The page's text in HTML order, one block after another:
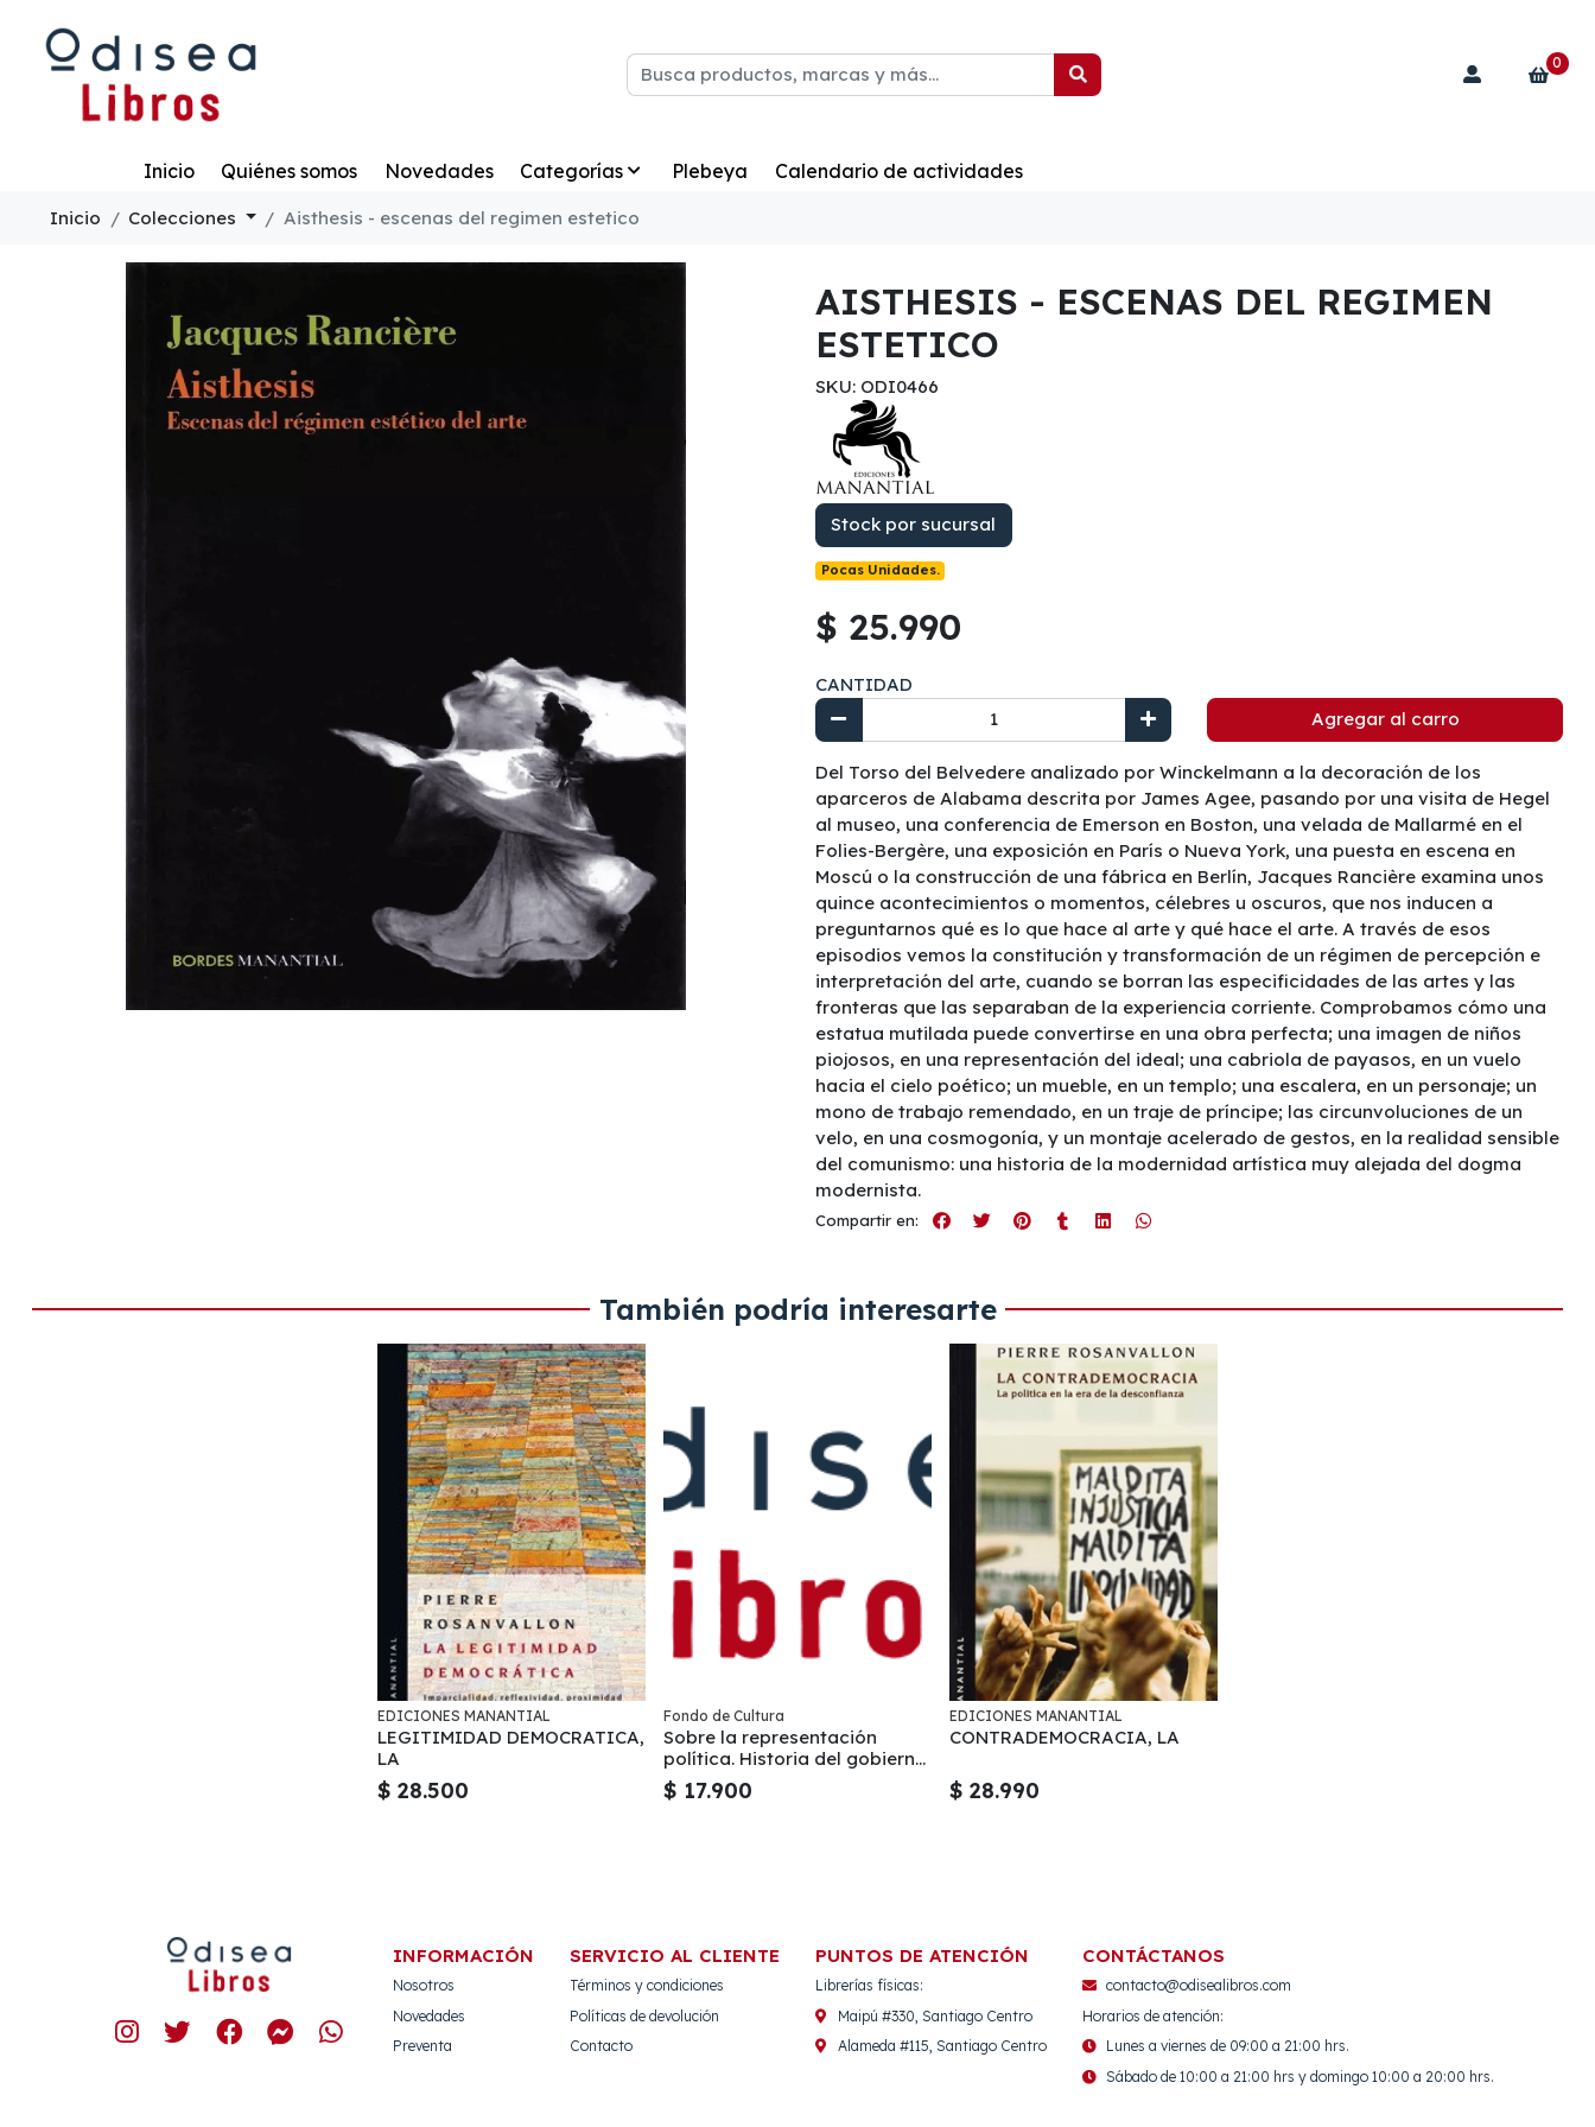
0
Inicio Quiénes somos Novedades Categorías Plebeya Calendario de actividades
Inicio Colecciones Aisthesis - escenas del regimen estetico
AISTHESIS - ESCENAS DEL REGIMEN
ESTETICO
SKU: ODI0466
Stock por sucursal
Pocas Unidades.
$ 25.990
CANTIDAD
Agregar al carro
Del Torso del Belvedere analizado por Winckelmann a la decoración de los
aparceros de Alabama descrita por James Agee, pasando por una visita de Hegel
al museo, una conferencia de Emerson en Boston, una velada de Mallarmé en el
Folies-Bergère, una exposición en París o Nueva York, una puesta en escena en
Moscú o la construcción de una fábrica en Berlín, Jacques Rancière examina unos
quince acontecimientos o momentos, célebres u oscuros, que nos inducen a
preguntarnos qué es lo que hace al arte y qué hace el arte. A través de esos
episodios vemos la constitución y transformación de un régimen de percepción e
interpretación del arte, cuando se borran las especificidades de las artes y las
fronteras que las separaban de la experiencia corriente. Comprobamos cómo una
estatua mutilada puede convertirse en una obra perfecta; una imagen de niños
piojosos, en una representación del ideal; una cabriola de payasos, en un vuelo
hacia el cielo poético; un mueble, en un templo; una escalera, en un personaje; un
mono de trabajo remendado, en un traje de príncipe; las circunvoluciones de un
velo, en una cosmogonía, y un montaje acelerado de gestos, en la realidad sensible
del comunismo: una historia de la modernidad artística muy alejada del dogma
modernista.
Compartir en:
También podría interesarte
EDICIONES MANANTIAL
LEGITIMIDAD DEMOCRATICA,
LA
$ 28.500
Fondo de Cultura
Sobre la representación
política. Historia del gobierno
representativo
$ 17.900
EDICIONES MANANTIAL
CONTRADEMOCRACIA, LA
$ 28.990
INFORMACIÓN
Nosotros
Novedades
Preventa
SERVICIO AL CLIENTE
Términos y condiciones
Políticas de devolución
Contacto
PUNTOS DE ATENCIÓN
Librerías físicas:
Maipú #330, Santiago Centro
Alameda #115, Santiago Centro
CONTÁCTANOS
contacto@odisealibros.com
Horarios de atención:
Lunes a viernes de 09:00 a 21:00 hrs.
Sábado de 10:00 a 21:00 hrs y domingo 10:00 a 20:00 hrs.